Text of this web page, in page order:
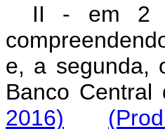
II - em 2
e, a segunda,
Banco
2016)